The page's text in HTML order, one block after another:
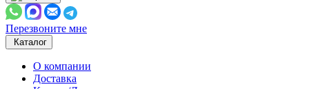
Перезвоните мне
Каталог
О компании
Доставка